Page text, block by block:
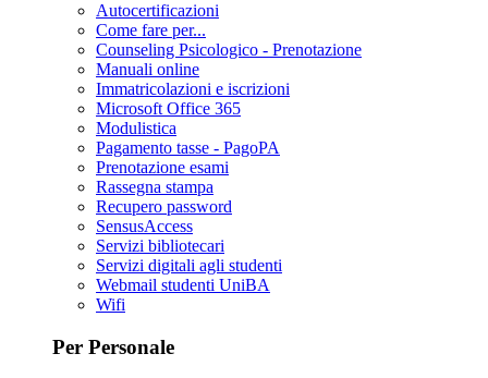
Autocertificazioni
Come fare per...
Counseling Psicologico - Prenotazione
Manuali online
Immatricolazioni e iscrizioni
Microsoft Office 365
Modulistica
Pagamento tasse - PagoPA
Prenotazione esami
Rassegna stampa
Recupero password
SensusAccess
Servizi bibliotecari
Servizi digitali agli studenti
Webmail studenti UniBA
Wifi
Per Personale